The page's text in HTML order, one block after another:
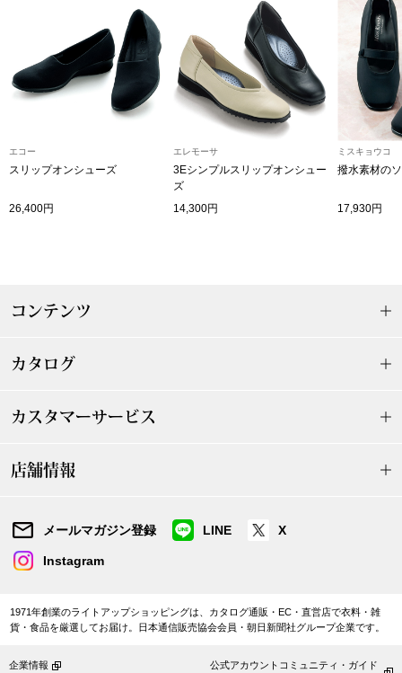
ク
ネックレス
ブレスレット
その他
マフラー／ス
スカーフ／ス
サングラス／
傘／日傘
エコー
スリップオンシューズ
26,400円
エレモーサ
3Eシンプルスリップオンシュー
ズ
14,300円
ミスキョウコ
撥水素材の
17,930円
コンテンツ
カタログ
カスタマーサービス
店舗情報
メールマガジン登録 LINE X
Instagram
1971年創業のライトアップショッピングは、カタログ通販・EC・直営店で衣料・雑
貨・食品を厳選してお届け。日本通信販売協会会員・朝日新聞社グループ企業です。
企業情報 公式アカウントコミュニティ・ガイド